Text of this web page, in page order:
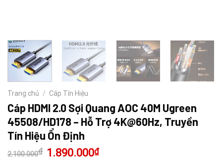
Trang chủ / Cáp Tín Hiệu
Cáp HDMI 2.0 Sợi Quang AOC 40M Ugreen
45508/HD178 – Hỗ Trợ 4K@60Hz, Truyền
Tín Hiệu Ổn Định
2.100.000₫
Giá
1.890.000₫Giá